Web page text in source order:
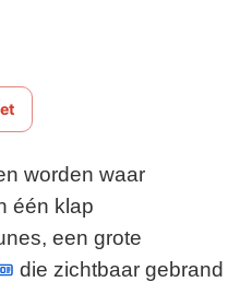
worden waar
één klap
een grote
die zichtbaar gebrand